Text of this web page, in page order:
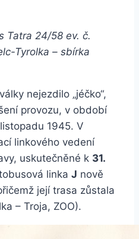
Tatra 24/58 ev. č.
Tyrolka – sbírka
nejezdilo „jéčko“,
provozu, v období
1945. V
linkového vedení
uskutečněné k 31.
linka J nově
její trasa zůstala
– Troja, ZOO).